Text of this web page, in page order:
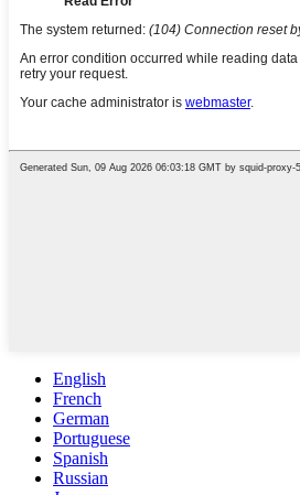
English
French
German
Portuguese
Spanish
Russian